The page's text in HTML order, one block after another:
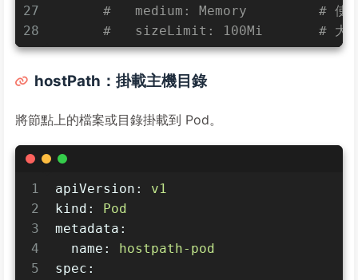
27
28
#   medium: Memory         # 使用
#   sizeLimit: 100Mi       # 大小
hostPath：掛載主機目錄
將節點上的檔案或目錄掛載到 Pod。
1
2
3
4
5
apiVersion:
v1
kind:
Pod
metadata:
name:
hostpath-pod
spec: